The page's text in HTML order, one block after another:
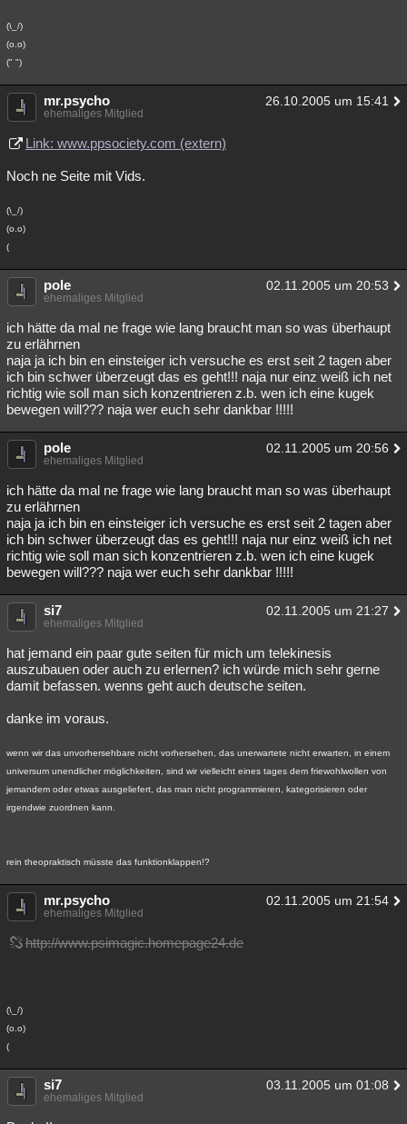
(\_/)
(o.o)
(" ")
mr.psycho 26.10.2005 um 15:41
ehemaliges Mitglied
Link: www.ppsociety.com (extern)
Noch ne Seite mit Vids.
(\_/)
(o.o)
(
pole 02.11.2005 um 20:53
ehemaliges Mitglied
ich hätte da mal ne frage wie lang braucht man so was überhaupt
zu erlährnen
naja ja ich bin en einsteiger ich versuche es erst seit 2 tagen aber
ich bin schwer überzeugt das es geht!!! naja nur einz weiß ich net
richtig wie soll man sich konzentrieren z.b. wen ich eine kugek
bewegen will??? naja wer euch sehr dankbar !!!!!
pole 02.11.2005 um 20:56
ehemaliges Mitglied
ich hätte da mal ne frage wie lang braucht man so was überhaupt
zu erlährnen
naja ja ich bin en einsteiger ich versuche es erst seit 2 tagen aber
ich bin schwer überzeugt das es geht!!! naja nur einz weiß ich net
richtig wie soll man sich konzentrieren z.b. wen ich eine kugek
bewegen will??? naja wer euch sehr dankbar !!!!!
si7 02.11.2005 um 21:27
ehemaliges Mitglied
hat jemand ein paar gute seiten für mich um telekinesis
auszubauen oder auch zu erlernen? ich würde mich sehr gerne
damit befassen. wenns geht auch deutsche seiten.
danke im voraus.
wenn wir das unvorhersehbare nicht vorhersehen, das unerwartete nicht erwarten, in einem
universum unendlicher möglichkeiten, sind wir vielleicht eines tages dem friewohlwollen von
jemandem oder etwas ausgeliefert, das man nicht programmieren, kategorisieren oder
irgendwie zuordnen kann.
rein theopraktisch müsste das funktionklappen!?
mr.psycho 02.11.2005 um 21:54
ehemaliges Mitglied
http://www.psimagic.homepage24.de
(\_/)
(o.o)
(
si7 03.11.2005 um 01:08
ehemaliges Mitglied